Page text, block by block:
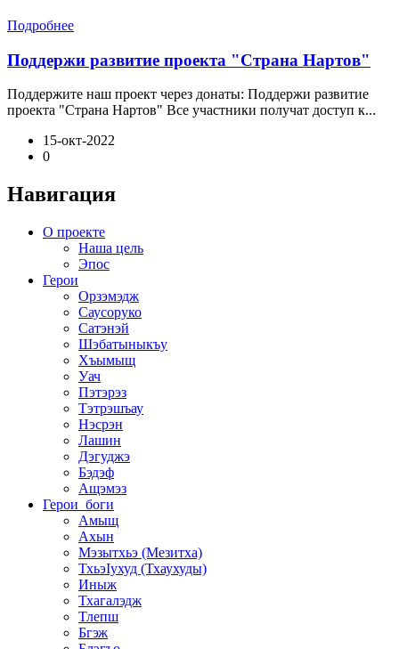
Подробнее
Поддержи развитие проекта "Страна Нартов"
Поддержите наш проект через донаты: Поддержи развитие
проекта "Страна Нартов" Все участники получат доступ к...
15-окт-2022
0
Навигация
О проекте
Наша цель
Эпос
Герои
Орзэмэдж
Саусоруко
Сатэнэй
Шэбатыныкъу
Хъымыщ
Уач
Пэтэрэз
Тэтрэшъау
Нэсрэн
Лашин
Дэгуджэ
Бэдэф
Ащэмэз
Герои_боги
Амыщ
Ахын
Мэзытхьэ (Мезитха)
ТхьэIухуд (Тхаухуды)
Иныж
Тхагалэдж
Тлепш
Бгэж